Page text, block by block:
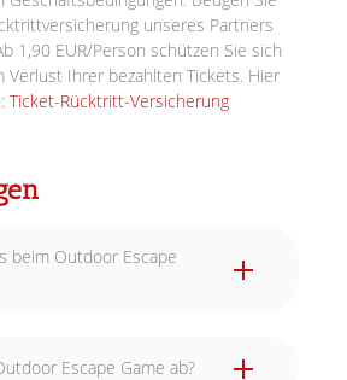
unseres Partners
1,90 EUR/Person schützen Sie sich
Verlust Ihrer bezahlten Tickets. Hier
Ticket-Rücktritt-Versicherung
beim Outdoor Escape
Escape Game ab?